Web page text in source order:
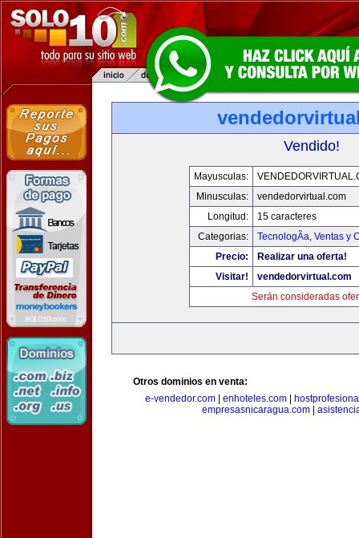
Vendido!
Mayusculas:
Minusculas:
vendedorvirtual.com
Longitud:
15 caracteres
Categorias:
TecnologÃ­a, Ventas y
Precio:
Realizar una oferta!
Visitar!
vendedorvirtual.com
Serán consideradas
Otros dominios en venta:
e-vendedor.com| enhoteles.com|
empresasnicaragua.com